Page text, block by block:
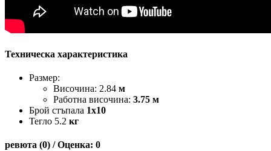
Техническа характеристика
Размер:
Височина: 2.84 м
Работна височина: 3.75 м
Брой стъпала 1x10
Тегло 5.2 кг
ревюта (0) / Оценка: 0